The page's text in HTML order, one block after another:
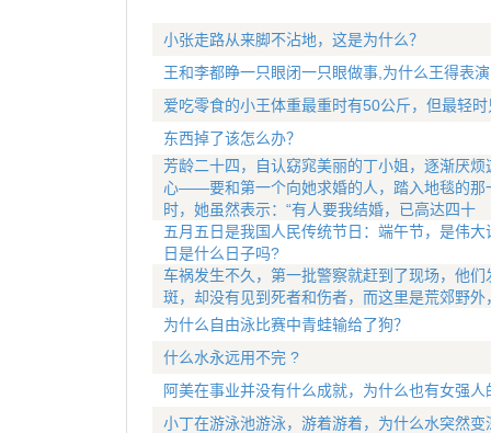
小张走路从来脚不沾地，这是为什么？
王和李都睁一只眼闭一只眼做事,为什么王得表
爱吃零食的小王体重最重时有50公斤，但最轻
东西掉了该怎么办？
芳龄二十四，自认窈窕美丽的丁小姐，逐渐厌
心——要和第一个向她求婚的人，踏入地毯的那
时，她虽然表示：“有人要我结婚，已高达四十
五月五日是我国人民传统节日：端午节，是伟
日是什么日子吗?
车祸发生不久，第一批警察就赶到了现场，他
斑，却没有见到死者和伤者，而这里是荒郊野
为什么自由泳比赛中青蛙输给了狗？
什么水永远用不完 ?
阿美在事业并没有什么成就，为什么也有女强人
小丁在游泳池游泳，游着游着，为什么水突然变